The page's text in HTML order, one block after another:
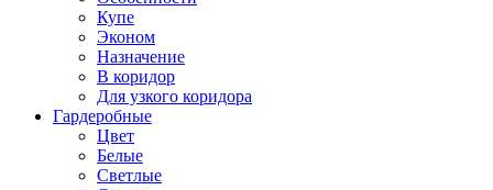
Купе
Эконом
Назначение
В коридор
Для узкого коридора
Гардеробные
Цвет
Белые
Светлые